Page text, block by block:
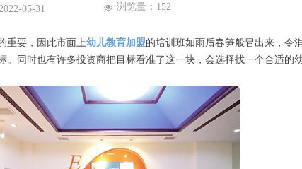
重要，因此市面上幼儿教育加盟的培训班如雨后春笋般冒出来，令
同时也有许多投资商把目标看准了这一块，会选择找一个合适的
05-31 넶 浏览量： 152